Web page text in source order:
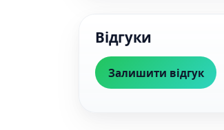
Відгуки
Залишити відгук